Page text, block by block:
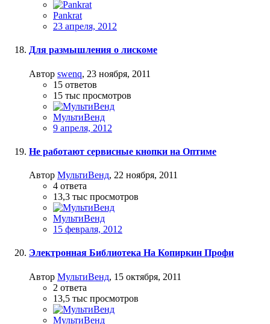
Pankrat
23 апреля, 2012
Для размышления о лискоме
Автор swenq, 23 ноября, 2011
15 ответов
15 тыс просмотров
МультиВенд
9 апреля, 2012
Не работают сервисные кнопки на Оптиме
Автор МультиВенд, 22 ноября, 2011
4 ответа
13,3 тыс просмотров
МультиВенд
15 февраля, 2012
Электронная Библиотека На Копиркин Профи
Автор МультиВенд, 15 октября, 2011
2 ответа
13,5 тыс просмотров
МультиВенд